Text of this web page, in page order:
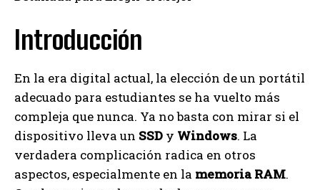
Introducción
En la era digital actual, la elección de un portátil
adecuado para estudiantes se ha vuelto más
compleja que nunca. Ya no basta con mirar si el
dispositivo lleva un SSD y Windows. La
verdadera complicación radica en otros
aspectos, especialmente en la memoria RAM.